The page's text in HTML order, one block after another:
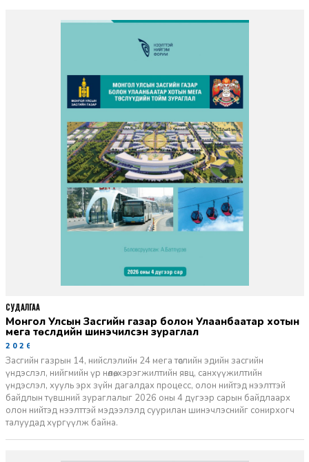
Монгол Улсын Засгийн газар болон Улаанбаатар хотын
мега төслүүдийн шинэчилсэн зураглал
2026-06-29
Засгийн газрын 14, нийслэлийн 24 мега төслийн эдийн засгийн
үндэслэл, нийгмийн үр нөлөө, хэрэгжилтийн явц, санхүүжилтийн
үндэслэл, хууль эрх зүйн дагалдах процесс, олон нийтэд нээлттэй
байдлын түвшний зураглалыг 2026 оны 4 дүгээр сарын байдлаарх
олон нийтэд нээлттэй мэдээлэлд суурилан шинэчлэснийг сонирхогч
талуудад хүргүүлж байна.
СУДАЛГАА